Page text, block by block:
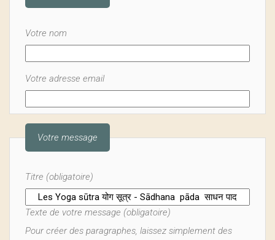
Votre nom
Votre adresse email
Votre message
Titre (obligatoire)
Texte de votre message (obligatoire)
Pour créer des paragraphes, laissez simplement des